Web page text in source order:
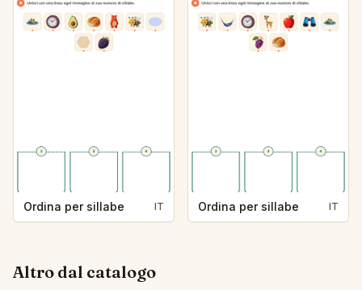
Ordina per sillabe IT Ordina per sillabe IT
Altro dal catalogo